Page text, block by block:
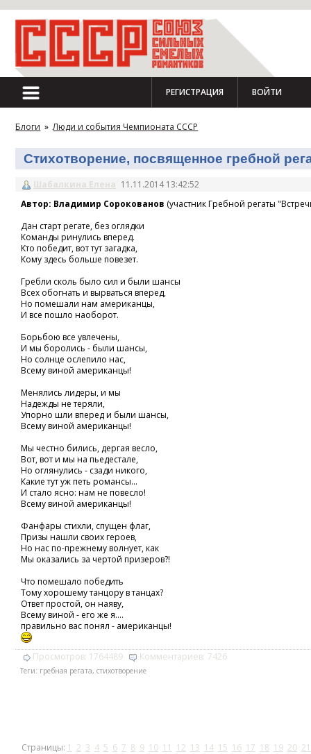
РЕГИСТРАЦИЯ ВОЙТИ
Блоги » Люди и события Чемпионата СССР
Стихотворение, посвященное гребной
Шабалкина Елена 11.11.2014 13:42:52
Автор: Владимир Сорокованов (участник Гребной регаты
Дан старт регате, без оглядки
Команды ринулись вперед.
Кто победит, вот тут загадка,
Кому здесь больше повезет.
Гребли сколь было сил и были шансы
Всех обогнать и вырваться вперед,
Но помешали нам американцы,
И все пошло наоборот.
Борьбою все увлечены,
И мы боролись - были шансы,
Но солнце ослепило нас,
Всему виной американцы!
Менялись лидеры, и мы
Надежды не теряли,
Упорно шли вперед и были шансы,
Всему виной американцы!
Мы честно бились, дергая весло,
Вот, вот и мы на пьедестале,
Но оглянулись - сзади никого,
Какие тут уж петь романсы...
И стало ясно: нам не повесло!
Всему виной американцы!
Фанфары стихли, спущен флаг,
Призы нашли своих героев,
Но нас по-прежнему волнует, как
Мы оказались за чертой призеров?!
Что помешало победить
Тому хорошему танцору в танцах?
Ответ простой, он наяву,
Всему виной - его же я....
правильно вас понял - американцы!
Просмотров: 1764489 Комментариев: 7426
Теги: гребная регата, стихотворение
Страницы: 1 2 3 4 5 6 7 8 9 10 11 12 13 14 15 16 17 18 19 20 21